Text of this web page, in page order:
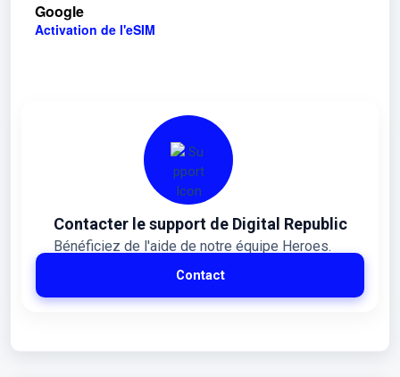
Google
Activation de l'eSIM
Contacter le support de Digital Republic
Bénéficiez de l'aide de notre équipe Heroes.
Contact